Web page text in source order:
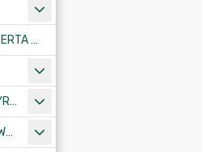
FORMULARZE UPROSZCZONA OFERTA WYKONANIA ZADANIA PUBLICZNEGO
OGŁOSZENIE O NABORACH NA DYREKTORÓW PLACÓWEK OŚWIATOWYCH
WNIOSEK O WYDANIE DECYZJI O WARUNKACH ZABUDOWY/O USTALENIE INWESTYCJI CELU PUBLICZNEGO